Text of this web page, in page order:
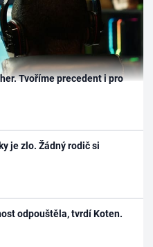
Tvoříme precedent i pro
je zlo. Žádný rodič si
odpouštěla, tvrdí Koten.